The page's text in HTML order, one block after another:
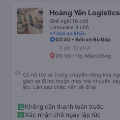
Hoàng Yến Logistics
Ghế ngồi 16 chỗ
Limousine 9 chỗ
+1 loại xe khác
02:30 • Bến xe Bù Đốp
3 giờ 30 phút
06:00 • Vp. Miền Đông
Có hỗ trợ xe trung chuyển riêng khá
gian xe đi hơi muộn may mà chuyến
lâu. Lần sau chắc vẫn sẽ đi lại.
Không cần thanh toán trước
Xác nhận chỗ ngay lập tức